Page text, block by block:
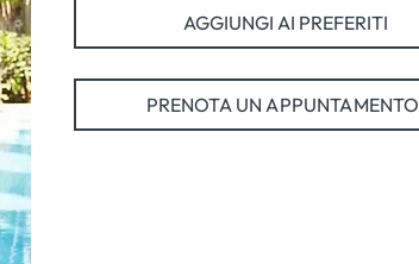
AGGIUNGI AI PREFERITI
PRENOTA UN APPUNTAMENTO